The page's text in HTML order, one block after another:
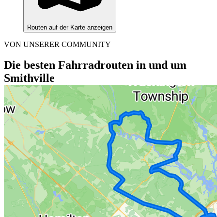
Routen auf der Karte anzeigen
VON UNSERER COMMUNITY
Die besten Fahrradrouten in und um
Smithville